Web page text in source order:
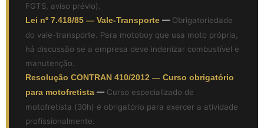
FGTS, aviso prévio).
Lei nº 7.418/85 — Vale-Transporte — Obrigatoriedade
do vale-transporte. Para motoboy que usa moto própria,
há discussão se a empresa deve indenizar combustível e
manutenção.
Resolução CONTRAN 410/2012 — Curso obrigatório
para motofretista — Curso especializado de
motofretista (30h) é obrigatório para exercer a atividade
profissionalmente.